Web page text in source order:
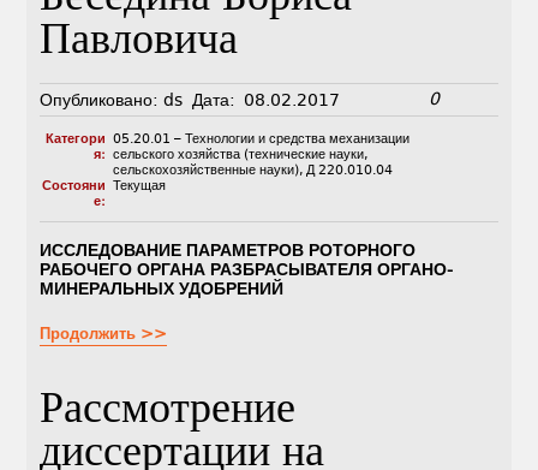
Павловича
Опубликовано: ds Дата: 08.02.2017 0
Категори
я:
05.20.01 – Технологии и средства механизации
сельского хозяйства (технические науки,
сельскохозяйственные науки), Д 220.010.04
Состояни
е:
Текущая
ИССЛЕДОВАНИЕ ПАРАМЕТРОВ РОТОРНОГО
РАБОЧЕГО ОРГАНА РАЗБРАСЫВАТЕЛЯ ОРГАНО-
МИНЕРАЛЬНЫХ УДОБРЕНИЙ
Продолжить >>
Рассмотрение
диссертации на